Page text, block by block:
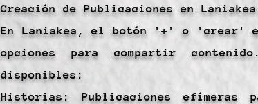
Creación de Publicaciones en
En Laniakea, el botón '+' o 'crear'
opciones para compartir
disponibles:
Historias: Publicaciones efímeras